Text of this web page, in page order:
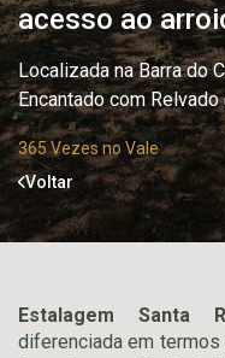
acesso ao
Localizada na Barra do
Encantado com
365 Vezes no Vale
Voltar
Estalagem Santa
diferenciada em termos